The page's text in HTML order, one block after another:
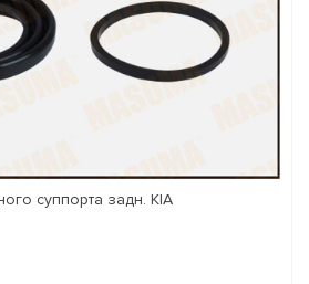
суппорта задн. KIA